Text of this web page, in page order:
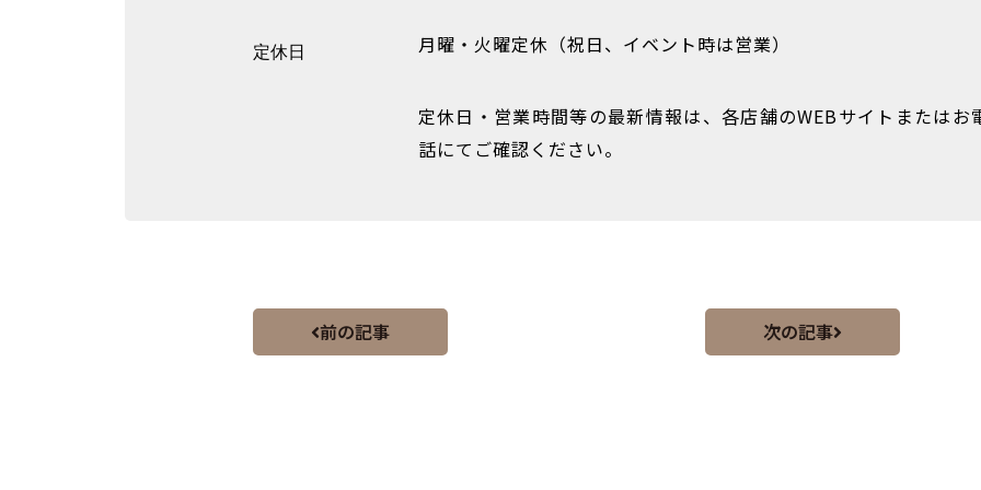
定休日 月曜・火曜定休（祝日、イベント時は営業）
定休日・営業時間等の最新情報は、各店舗のWEBサイトまたはお
話にてご確認ください。
前の記事 次の記事